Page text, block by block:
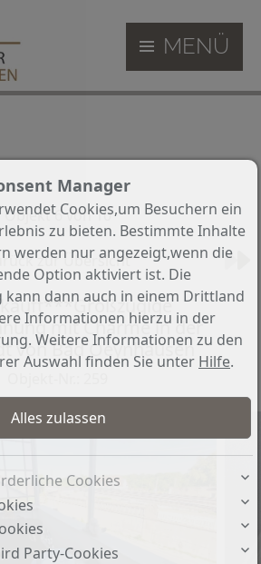
MENÜ
Objekt 6 von 10
zur Übersicht
mit Charme in der
von Bad Oeynhausen
Manager
Cookies,um Besuchern ein
zu bieten. Bestimmte Inhalte
werden nur angezeigt,wenn die
Option aktiviert ist. Die
dann auch in einem Drittland
Informationen hierzu in der
Weitere Informationen zu den
Auswahl finden Sie unter Hilfe.
Cookies
Party-Cookies